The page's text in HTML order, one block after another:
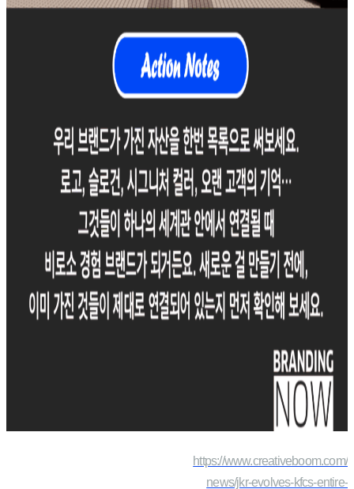
https://www.creativeboom.com/
news/jkr-evolves-kfcs-entire-